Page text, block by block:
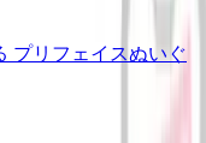
プリフェイスぬいぐ